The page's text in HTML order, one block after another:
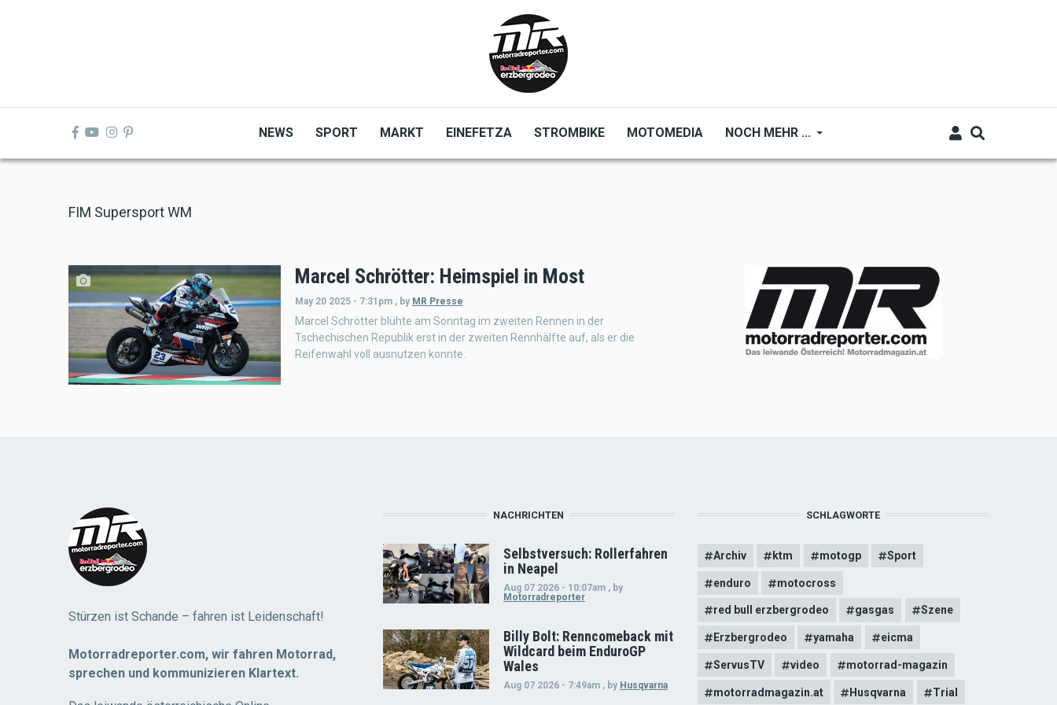
NEWS SPORT MARKT EINEFETZA STROMBIKE MOTOMEDIA NOCH MEHR ...
FIM Supersport WM
Marcel Schrötter: Heimspiel in Most
May 20 2025 - 7:31pm , by MR Presse
Marcel Schrötter blühte am Sonntag im zweiten Rennen in der
Tschechischen Republik erst in der zweiten Rennhälfte auf, als er die
Reifenwahl voll ausnutzen konnte.
Stürzen ist Schande – fahren ist Leidenschaft!
Motorradreporter.com, wir fahren Motorrad,
sprechen und kommunizieren Klartext.
NACHRICHTEN
Selbstversuch: Rollerfahren
in Neapel
Aug 07 2026 - 10:07am , by
Motorradreporter
Billy Bolt: Renncomeback mit
Wildcard beim EnduroGP
Wales
Aug 07 2026 - 7:49am , by Husqvarna
SCHLAGWORTE
Archiv ktm motogp Sport
enduro motocross
red bull erzbergrodeo gasgas Szene
Erzbergrodeo yamaha eicma
ServusTV video motorrad-magazin
motorradmagazin.at Husqvarna Trial